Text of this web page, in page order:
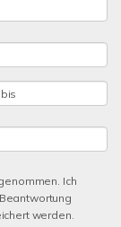
Ich
werden.